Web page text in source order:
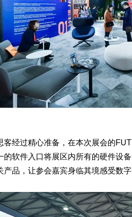
经过精心准备，在本次展会的
软件入口将展区内所有的硬件设
品，让参会嘉宾身临其境感受数字